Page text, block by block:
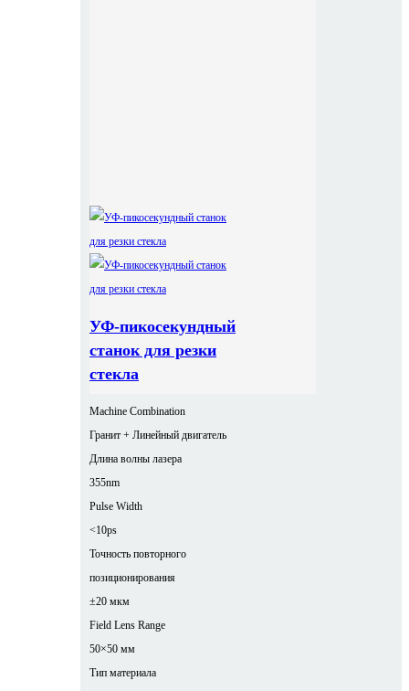
УФ-пикосекундный
станок для резки
стекла
Machine Combination
Гранит + Линейный двигатель
Длина волны лазера
355nm
Pulse Width
<10ps
Точность повторного
позиционирования
±20 мкм
Field Lens Range
50×50 мм
Тип материала